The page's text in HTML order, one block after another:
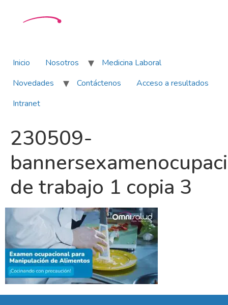
Inicio Nosotros
Medicina Laboral
Novedades
Contáctenos
Acceso a resultados
Intranet
230509-
de trabajo 1 copia 3